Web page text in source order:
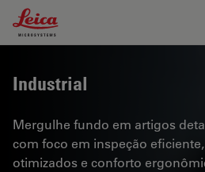
Leica Microsystems Logo
Industrial
Mergulhe fundo em artigos
com foco em inspeção
otimizados e conforto